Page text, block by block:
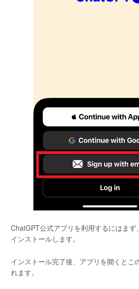
ChatGPT公式アプリを利用するにはまず
インストールします。
インストール完了後、アプリを開くとこ
れます。